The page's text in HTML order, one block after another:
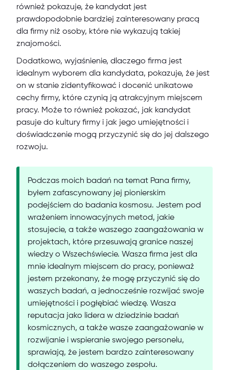
również pokazuje, że kandydat jest
prawdopodobnie bardziej zainteresowany pracą
dla firmy niż osoby, które nie wykazują takiej
znajomości.
Dodatkowo, wyjaśnienie, dlaczego firma jest
idealnym wyborem dla kandydata, pokazuje, że jest
on w stanie zidentyfikować i docenić unikatowe
cechy firmy, które czynią ją atrakcyjnym miejscem
pracy. Może to również pokazać, jak kandydat
pasuje do kultury firmy i jak jego umiejętności i
doświadczenie mogą przyczynić się do jej dalszego
rozwoju.
Podczas moich badań na temat Pana firmy,
byłem zafascynowany jej pionierskim
podejściem do badania kosmosu. Jestem pod
wrażeniem innowacyjnych metod, jakie
stosujecie, a także waszego zaangażowania w
projektach, które przesuwają granice naszej
wiedzy o Wszechświecie. Wasza firma jest dla
mnie idealnym miejscem do pracy, ponieważ
jestem przekonany, że mogę przyczynić się do
waszych badań, a jednocześnie rozwijać swoje
umiejętności i pogłębiać wiedzę. Wasza
reputacja jako lidera w dziedzinie badań
kosmicznych, a także wasze zaangażowanie w
rozwijanie i wspieranie swojego personelu,
sprawiają, że jestem bardzo zainteresowany
dołączeniem do waszego zespołu.